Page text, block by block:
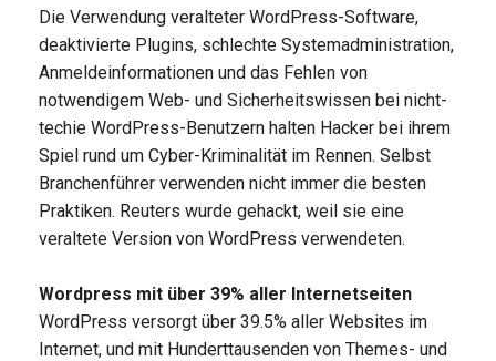
Die Verwendung veralteter WordPress-Software,
deaktivierte Plugins, schlechte Systemadministration,
Anmeldeinformationen und das Fehlen von
notwendigem Web- und Sicherheitswissen bei nicht-
techie WordPress-Benutzern halten Hacker bei ihrem
Spiel rund um Cyber-Kriminalität im Rennen. Selbst
Branchenführer verwenden nicht immer die besten
Praktiken. Reuters wurde gehackt, weil sie eine
veraltete Version von WordPress verwendeten.
Wordpress mit über 39% aller Internetseiten
WordPress versorgt über 39.5% aller Websites im
Internet, und mit Hunderttausenden von Themes- und